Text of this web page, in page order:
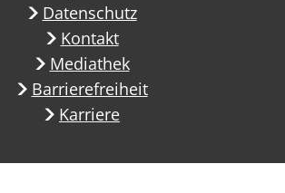
Datenschutz
Kontakt
Mediathek
Barrierefreiheit
Karriere